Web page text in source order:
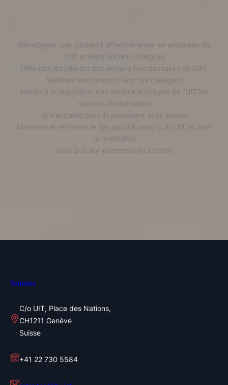
Développer une solidarité effective entre les employés de
l’UIT et leurs anciens collègues
Défendre les intérêts des anciens fonctionnaires de l’UIT
Maintenir les contacts avec les collègues
Mettre à la disposition des anciens employés de l’UIT les
services d’information
et d’entraide dont ils pourraient avoir besoin
Maintenir et renforcer le lien qui unit ceux-ci à l’UIT en tant
qu’institution
ainsi qu’à son personnel en activité
Retraites
C/o UIT, Place des Nations,
CH1211 Genève
Suisse
+41 22 730 5584